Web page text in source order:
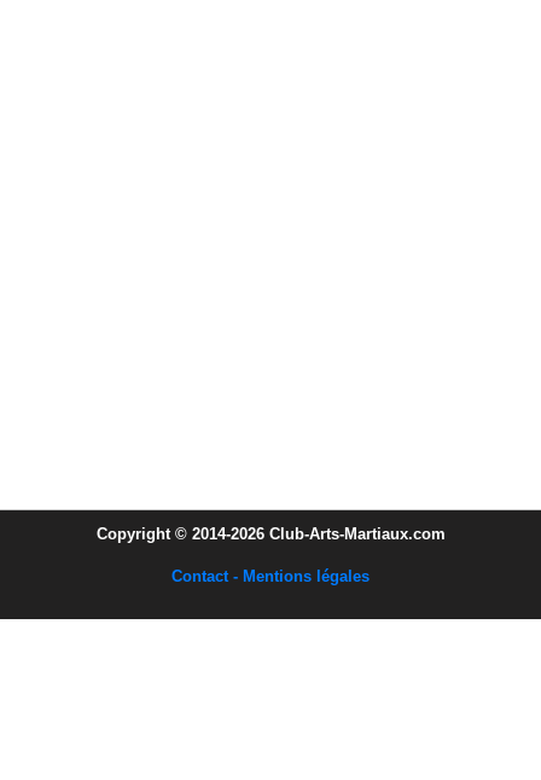
Copyright © 2014-2026 Club-Arts-Martiaux.com
Contact - Mentions légales